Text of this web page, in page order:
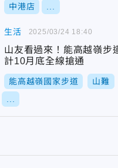
中港店
生活
山友看過來！能高越嶺
計10月底全線搶通
能高越嶺國家步道 山難
2025/03/24 18:40